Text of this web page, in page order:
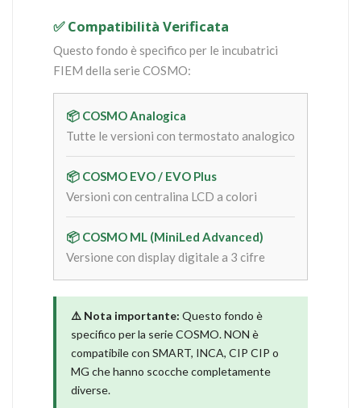
✅ Compatibilità Verificata
Questo fondo è specifico per le incubatrici
FIEM della serie COSMO:
📦 COSMO Analogica
Tutte le versioni con termostato analogico
📦 COSMO EVO / EVO Plus
Versioni con centralina LCD a colori
📦 COSMO ML (MiniLed Advanced)
Versione con display digitale a 3 cifre
⚠️ Nota importante: Questo fondo è
specifico per la serie COSMO. NON è
compatibile con SMART, INCA, CIP CIP o
MG che hanno scocche completamente
diverse.